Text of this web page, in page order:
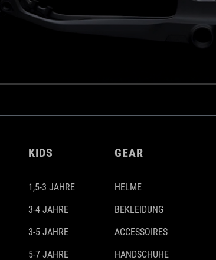
KIDS
1,5-3 JAHRE
3-4 JAHRE
3-5 JAHRE
5-7 JAHRE
GEAR
HELME
BEKLEIDUNG
ACCESSOIRES
HANDSCHUHE